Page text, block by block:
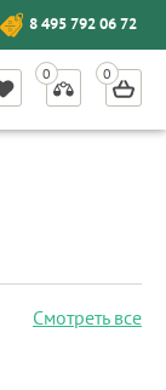
8 495 792 06 72
Смотреть все